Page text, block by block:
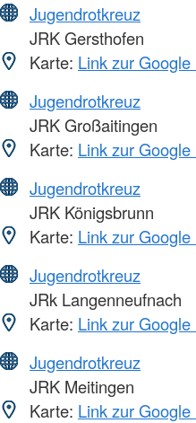
Jugendrotkreuz
JRK Gersthofen
Karte: Link zur
Jugendrotkreuz
JRK Großaitingen
Karte: Link zur
Jugendrotkreuz
JRK Königsbrunn
Karte: Link zur
Jugendrotkreuz
JRk Langenneufnach
Karte: Link zur
Jugendrotkreuz
JRK Meitingen
Karte: Link zur